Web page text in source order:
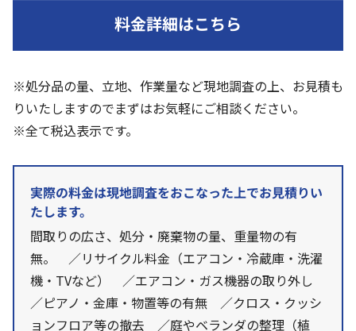
料金詳細はこちら
※処分品の量、立地、作業量など現地調査の上、お見積も
りいたしますのでまずはお気軽にご相談ください。
※全て税込表示です。
実際の料金は現地調査をおこなった上でお見積りい
たします。
間取りの広さ、処分・廃棄物の量、重量物の有
無。 ／リサイクル料金（エアコン・冷蔵庫・洗濯
機・TVなど） ／エアコン・ガス機器の取り外し
／ピアノ・金庫・物置等の有無 ／クロス・クッシ
ョンフロア等の撤去 ／庭やベランダの整理（植